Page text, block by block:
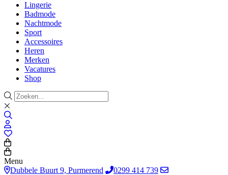
Lingerie
Badmode
Nachtmode
Sport
Accessoires
Heren
Merken
Vacatures
Shop
Menu
Dubbele Buurt 9, Purmerend
0299 414 739